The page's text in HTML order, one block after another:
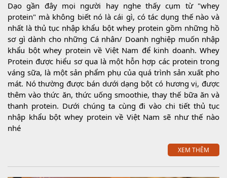
Dạo gần đây mọi người hay nghe thấy cụm từ "whey
protein" mà không biết nó là cái gì, có tác dụng thế nào và
nhất là thủ tục nhập khẩu bột whey protein gồm những hồ
sơ gì dành cho những Cá nhân/ Doanh nghiệp muốn nhập
khẩu bột whey protein về Việt Nam để kinh doanh. Whey
Protein được hiểu sơ qua là một hỗn hợp các protein trong
váng sữa, là một sản phẩm phụ của quá trình sản xuất pho
mát. Nó thường được bán dưới dạng bột có hương vị, được
thêm vào thức ăn, thức uống smoothie, thay thế bữa ăn và
thanh protein. Dưới chúng ta cùng đi vào chi tiết thủ tục
nhập khẩu bột whey protein về Việt Nam sẽ như thế nào
nhé
XEM THÊM